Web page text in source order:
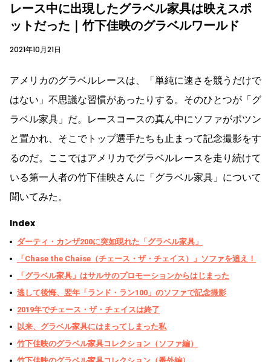
レース中に出現したグラベル家具は映えスポ
ットだった｜竹下佳映のグラベルワールド
2021年10月21日
アメリカのグラベルレースは、「単純に速さを競うだけで
はない」不思議な習慣があったりする。そのひとつが「グ
ラベル家具」だ。レースコースの真ん中にソファがポツン
と置かれ、そこでトップ選手たちも止まって記念撮影をす
るのだ。ここではアメリカでグラベルレースを走り続けて
いる第一人者の竹下佳映さんに「グラベル家具」について
聞いてみた。
Index
ダーティ・カンザ200に突如現れた「グラベル家具」
「Chase the Chaise（チェース・ザ・チェイス）」ソファを追え！
「グラベル家具」はサルサのプロモーションからはじまった
逃して後悔、翌年「ランド・ラン100」のソファで記念撮影
2019年でチェース・ザ・チェイスは終了
以来、グラベル家具にはまってしまった私
竹下佳映のグラベル家具コレクション（ソファ編）